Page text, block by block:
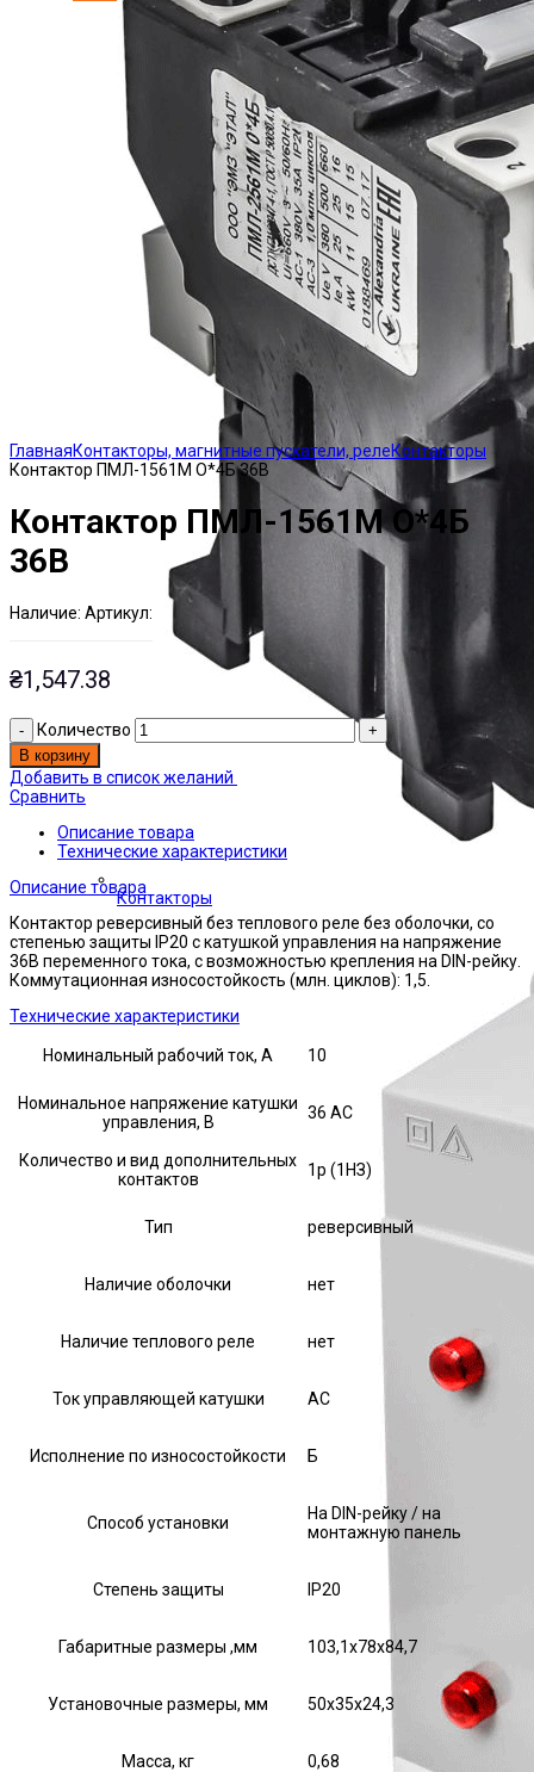
Контакторы
ГлавнаяКонтакторы, магнитные пускатели, релеКонтакторы
Контактор ПМЛ-1561М О*4Б 36В
Контактор ПМЛ-1561М О*4Б
36В
Наличие: Есть на складе
Артикул:
ЭТАЛ0000807
₴1,547.38
Количество
В корзину
Добавить в список желаний
Сравнить
Описание товара
Технические характеристики
Описание товара
Контактор реверсивный без теплового реле без оболочки, со
степенью защиты IP20 с катушкой управления на напряжение
36В переменного тока, с возможностью крепления на DIN-рейку.
Коммутационная износостойкость (млн. циклов): 1,5.
Технические характеристики
Номинальный рабочий ток, А 10
Номинальное напряжение катушки
управления, В
36 AC
Количество и вид дополнительных
контактов
1р (1НЗ)
Тип реверсивный
Наличие оболочки нет
Наличие теплового реле нет
Ток управляющей катушки АС
Исполнение по износостойкости Б
Способ установки
На DIN-рейку / на
монтажную панель
Степень защиты IP20
Габаритные размеры ,мм 103,1х78х84,7
Установочные размеры, мм 50х35х24,3
Масса, кг 0,68